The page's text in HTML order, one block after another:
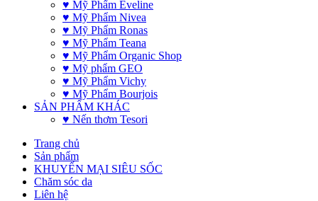
♥ Mỹ Phẩm Eveline
♥ Mỹ Phẩm Nivea
♥ Mỹ Phẩm Ronas
♥ Mỹ Phẩm Teana
♥ Mỹ Phẩm Organic Shop
♥ Mỹ phẩm GEO
♥ Mỹ Phẩm Vichy
♥ Mỹ Phẩm Bourjois
SẢN PHẨM KHÁC
♥ Nến thơm Tesori
Trang chủ
Sản phẩm
KHUYẾN MẠI SIÊU SỐC
Chăm sóc da
Liên hệ